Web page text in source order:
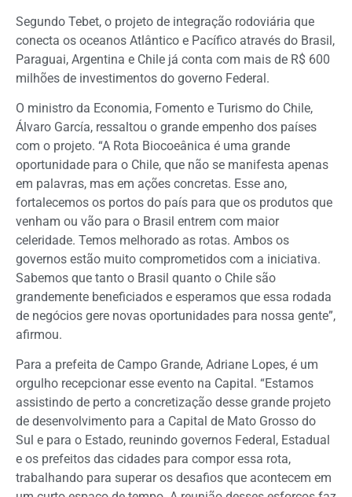
Segundo Tebet, o projeto de integração rodoviária que
conecta os oceanos Atlântico e Pacífico através do Brasil,
Paraguai, Argentina e Chile já conta com mais de R$ 600
milhões de investimentos do governo Federal.
O ministro da Economia, Fomento e Turismo do Chile,
Álvaro García, ressaltou o grande empenho dos países
com o projeto. “A Rota Biocoeânica é uma grande
oportunidade para o Chile, que não se manifesta apenas
em palavras, mas em ações concretas. Esse ano,
fortalecemos os portos do país para que os produtos que
venham ou vão para o Brasil entrem com maior
celeridade. Temos melhorado as rotas. Ambos os
governos estão muito comprometidos com a iniciativa.
Sabemos que tanto o Brasil quanto o Chile são
grandemente beneficiados e esperamos que essa rodada
de negócios gere novas oportunidades para nossa gente”,
afirmou.
Para a prefeita de Campo Grande, Adriane Lopes, é um
orgulho recepcionar esse evento na Capital. “Estamos
assistindo de perto a concretização desse grande projeto
de desenvolvimento para a Capital de Mato Grosso do
Sul e para o Estado, reunindo governos Federal, Estadual
e os prefeitos das cidades para compor essa rota,
trabalhando para superar os desafios que acontecem em